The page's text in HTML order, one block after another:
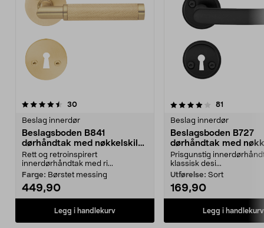
30anmeldelser
Beslag innerdør
Beslagsboden B841
dørhåndtak med nøkkelskilt,
innerdør
Rett og retroinspirert
innerdørhåndtak med ri...
Farge: Børstet messing
449,90
Legg i handlekurv
4.0 av 5 stjerner 81
Beslag innerdør
Beslagsboden B727
dørhåndtak med
innerdør
Prisgunstig
klassisk desi...
Utførelse: Sort
169,90
Legg i handlekurv
4.0 av 5 stjerner